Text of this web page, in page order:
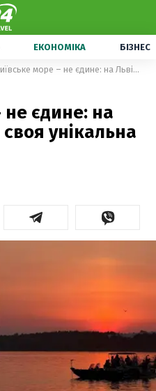
ЕКОНОМІКА БІЗНЕС
Київське море – не єдине: на Львівщині теж є своя унікальна водойма
не єдине: на
унікальна